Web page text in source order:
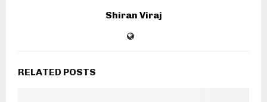
Shiran Viraj
RELATED POSTS